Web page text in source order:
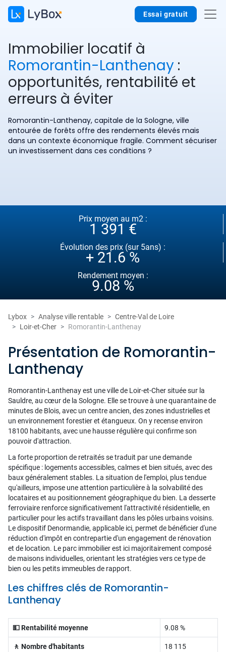
Essai gratuit
Immobilier locatif à
Romorantin-Lanthenay :
opportunités, rentabilité et
erreurs à éviter
Romorantin-Lanthenay, capitale de la Sologne, ville
entourée de forêts offre des rendements élevés mais
dans un contexte économique fragile. Comment sécuriser
un investissement dans ces conditions ?
Prix moyen au m2 :
1 391 €
Évolution des prix (sur 5ans) :
+ 21.6 %
Rendement moyen :
9.08 %
Lybox Analyse ville rentable
Centre-Val de Loire
Loir-et-Cher
Romorantin-Lanthenay
Présentation de Romorantin-
Lanthenay
Romorantin-Lanthenay est une ville de Loir-et-Cher située sur la
Sauldre, au cœur de la Sologne. Elle se trouve à une quarantaine de
minutes de Blois, avec un centre ancien, des zones industrielles et
un environnement forestier et étangueux. On y recense environ
18100 habitants, avec une hausse régulière qui confirme son
pouvoir d'attraction.
La forte proportion de retraités se traduit par une demande
spécifique : logements accessibles, calmes et bien situés, avec des
baux généralement stables. La situation de l'emploi, plus tendue
qu'ailleurs, impose une attention particulière à la solvabilité des
locataires et au positionnement géographique du bien. La desserte
ferroviaire renforce significativement l'attractivité résidentielle, en
particulier pour les actifs travaillant dans les pôles urbains voisins.
Le dispositif Denormandie, applicable ici, permet de bénéficier d'une
réduction d'impôt en contrepartie d'un engagement de rénovation
et de location. Le parc immobilier est ici majoritairement composé
de maisons individuelles, orientant les stratégies vers ce type de
bien ou les petits immeubles de rapport.
Les chiffres clés de Romorantin-
Lanthenay
💵 Rentabilité moyenne 9.08 %
🚶 Nombre d'habitants 18 115